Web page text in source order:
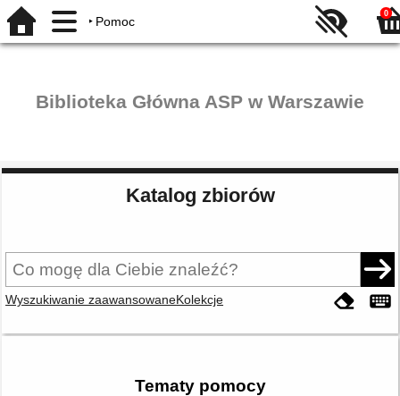
Pomoc
0
Biblioteka Główna ASP w Warszawie
Katalog zbiorów
Wyszukiwanie zaawansowaneKolekcje
Tematy pomocy